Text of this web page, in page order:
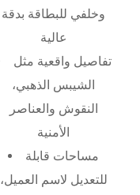
وخلفي للبطاقة بدقة
عالية
تفاصيل واقعية مثل
الشيبس الذهبي،
النقوش والعناصر
الأمنية
مساحات قابلة
للتعديل لاسم العميل،